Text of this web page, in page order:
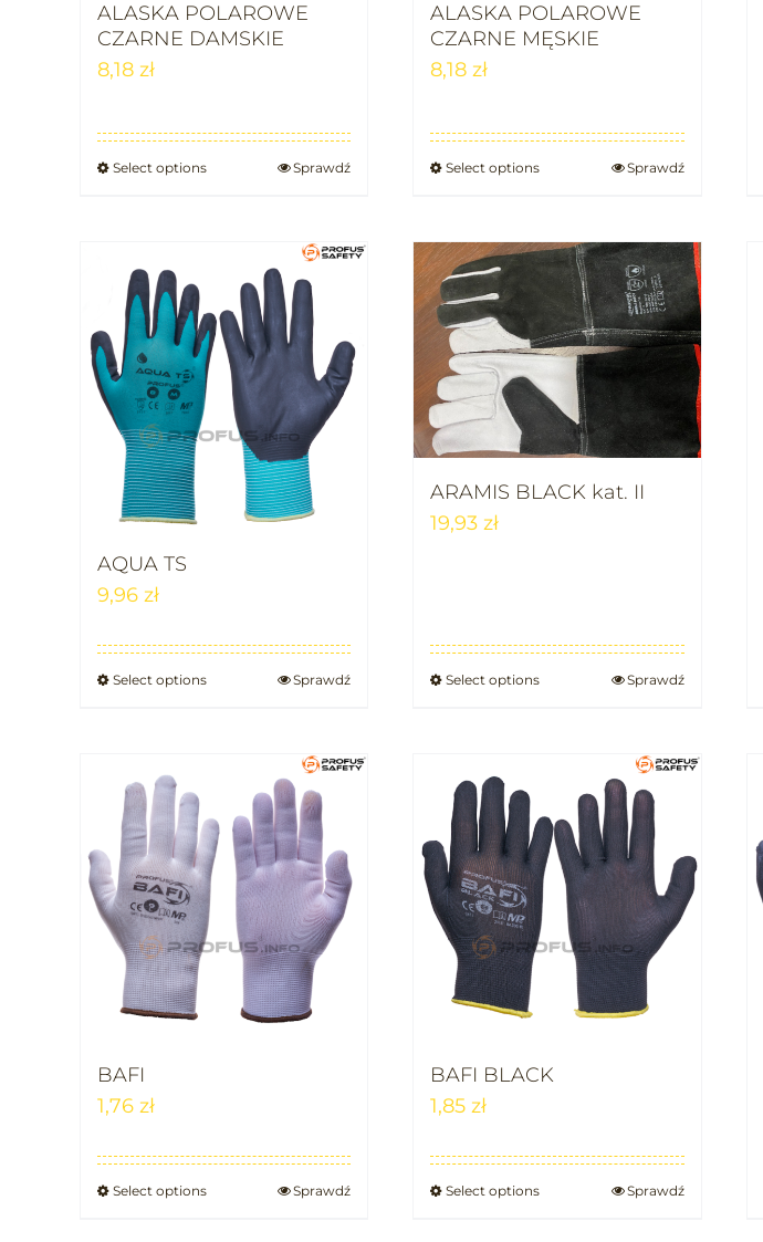
ALASKA POLAROWE
CZARNE DAMSKIE
8,18 zł
Select options Sprawdź
ALASKA POLAROWE
CZARNE MĘSKIE
8,18zł
Select options Sprawdź
AQUA TS
9,96 zł
Select options Sprawdź
ARAMIS BLACK kat. II
19,93zł
Select options Sprawdź
BAFI
1,76 zł
Select options Sprawdź
BAFI BLACK
1,85zł
Select options Sprawdź